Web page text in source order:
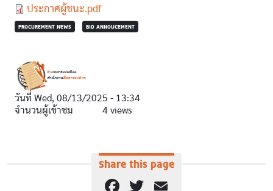
Document
ประกาศผู้ชนะ.pdf
PROCUREMENT NEWS BID ANNOUCEMENT
วันที่ Wed, 08/13/2025 - 13:34
จำนวนผู้เข้าชม
4 views
Share this page
Facebook
Twitter